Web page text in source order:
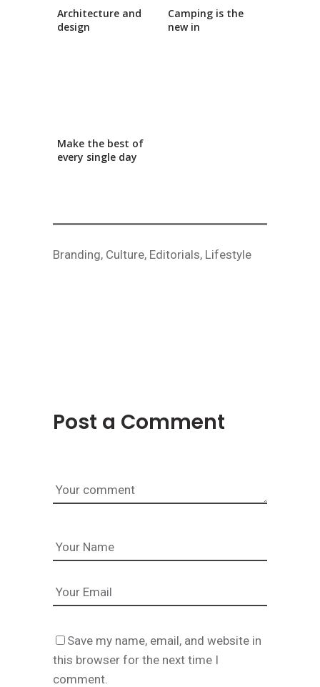
Architecture and
design
Camping is the
new in
Make the best of
every single day
Branding, Culture, Editorials, Lifestyle
Post a Comment
Save my name, email, and website in
this browser for the next time I
comment.